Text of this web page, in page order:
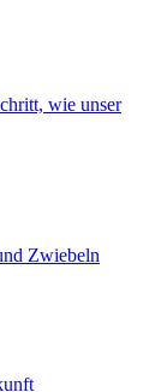
wie unser
Zwiebeln